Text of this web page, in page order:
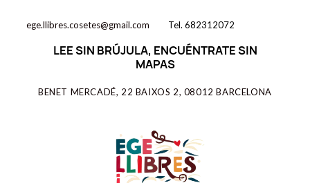
ege.llibres.cosetes@gmail.com Tel. 682312072
LEE SIN BRÚJULA, ENCUÉNTRATE SIN
MAPAS
BENET MERCADÉ, 22 BAIXOS 2, 08012 BARCELONA